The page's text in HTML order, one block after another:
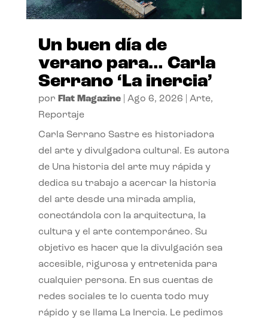
Un buen día de
verano para… Carla
Serrano ‘La inercia’
por Flat Magazine| Ago 6, 2026 Arte,
Reportaje
Carla Serrano Sastre es historiadora
del arte y divulgadora cultural. Es autora
de Una historia del arte muy rápida y
dedica su trabajo a acercar la historia
del arte desde una mirada amplia,
conectándola con la arquitectura, la
cultura y el arte contemporáneo. Su
objetivo es hacer que la divulgación sea
accesible, rigurosa y entretenida para
cualquier persona. En sus cuentas de
redes sociales te lo cuenta todo muy
rápido y se llama La Inercia. Le pedimos